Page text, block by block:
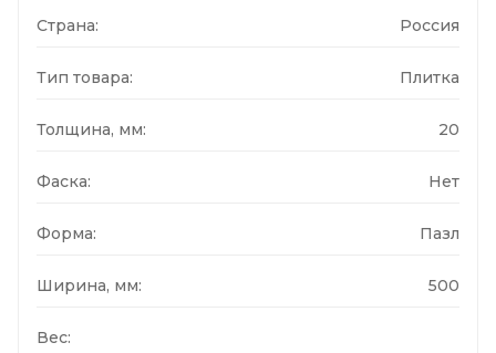
Страна: Россия
Тип товара: Плитка
Толщина, мм: 20
Фаска: Нет
Форма: Пазл
Ширина, мм: 500
Вес: